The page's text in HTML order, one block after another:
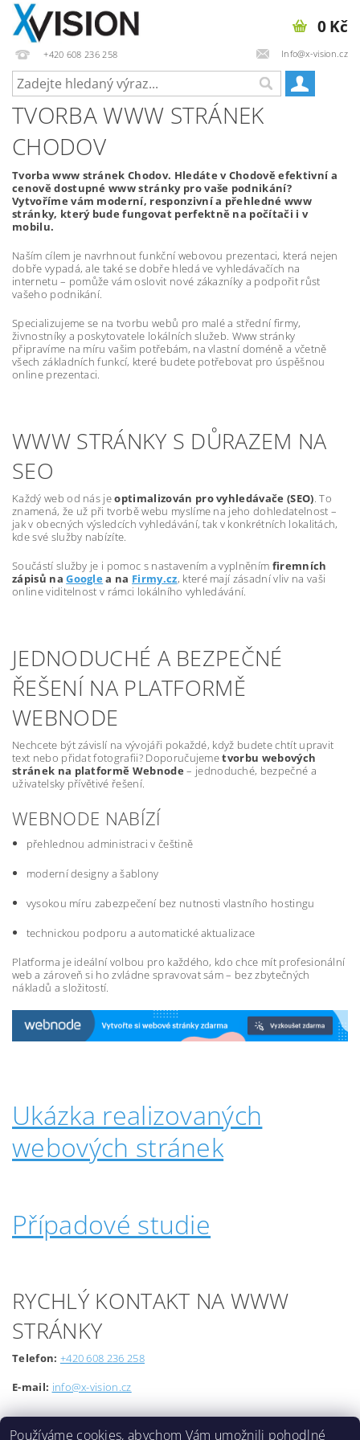
+420 608 236 258 Info@x-vision.cz
0 Kč
TVORBA WWW STRÁNEK
CHODOV
Tvorba www stránek Chodov. Hledáte v Chodově efektivní a
cenově dostupné www stránky pro vaše podnikání?
Vytvoříme vám moderní, responzivní a přehledné www
stránky, který bude fungovat perfektně na počítači i v
mobilu.
Naším cílem je navrhnout funkční webovou prezentaci, která nejen
dobře vypadá, ale také se dobře hledá ve vyhledávačích na
internetu – pomůže vám oslovit nové zákazníky a podpořit růst
vašeho podnikání.
Specializujeme se na tvorbu webů pro malé a střední firmy,
živnostníky a poskytovatele lokálních služeb. Www stránky
připravíme na míru vašim potřebám, na vlastní doméně a včetně
všech základních funkcí, které budete potřebovat pro úspěšnou
online prezentaci.
WWW STRÁNKY S DŮRAZEM NA
SEO
Každý web od nás jeoptimalizován pro vyhledávače (SEO). To
znamená, že už při tvorbě webu myslíme na jeho dohledatelnost –
jak v obecných výsledcích vyhledávání, tak v konkrétních lokalitách,
kde své služby nabízíte.
Součástí služby je i pomoc s nastavením a vyplněním firemních
zápisů naGooglea na Firmy.cz, které mají zásadní vliv na vaši
online viditelnost v rámci lokálního vyhledávání.
JEDNODUCHÉ A BEZPEČNÉ
ŘEŠENÍ NA PLATFORMĚ
WEBNODE
Nechcete být závislí na vývojáři pokaždé, když budete chtít upravit
text nebo přidat fotografii? Doporučujemetvorbu webových
stránek na platformě Webnode – jednoduché, bezpečné a
uživatelsky přívětivé řešení.
WEBNODE NABÍZÍ
přehlednou administraci v češtině
moderní designy a šablony
vysokou míru zabezpečení bez nutnosti vlastního hostingu
technickou podporu a automatické aktualizace
Platforma je ideální volbou pro každého, kdo chce mít profesionální
web a zároveň si ho zvládne spravovat sám – bez zbytečných
nákladů a složitostí.
Ukázka realizovaných
webových stránek
Případové studie
RYCHLÝ KONTAKT NA WWW
STRÁNKY
Telefon: +420 608 236 258
E-mail: info@x-vision.cz
Používáme cookies, abychom Vám umožnili pohodlné